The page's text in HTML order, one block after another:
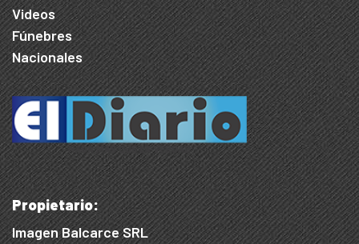
Videos
Fúnebres
Nacionales
Propietario:
Imagen Balcarce SRL